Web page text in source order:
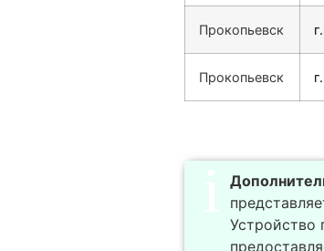
Прокопьевск
Прокопьевск
Устройство